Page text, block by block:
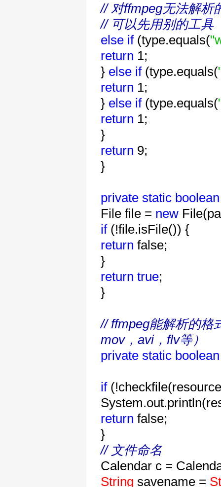
// 对ffmpeg无法解析
// 可以先用别的工具
else if(type.equals(
return 1;
} else if(type.equals(
return 1;
} else if(type.equals(
return 1;
}
return 9;
}
private static boolean
File file = new
if(!file.isFile()) {
return false;
}
return true;
}
// ffmpeg能解析的格
mov，avi，flv等）
private static boolean
if
return false;
}
// 文件命名
Calendar c =
String savename =